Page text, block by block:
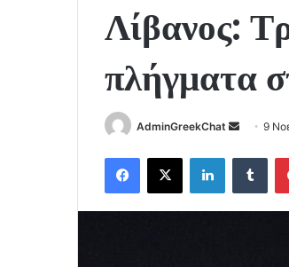
Λίβανος:
πλήγματα
AdminGreekChat
Send
email
9
Facebook
X LinkedIn